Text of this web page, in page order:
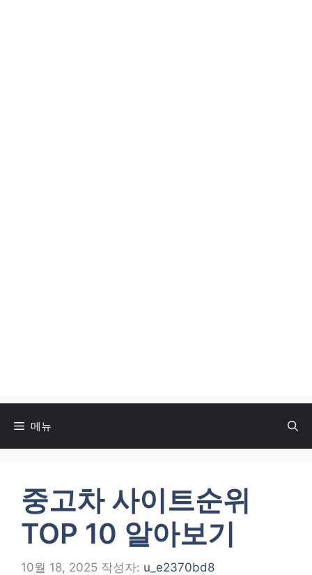
메뉴
중고차 사이트순위
TOP 10 알아보기
10월 18, 2025 작성자: u_e2370bd8